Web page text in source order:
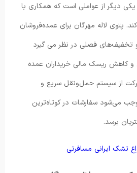
دیگر از عواملی است که همکاری با
پتوی لاله مهرگان برای عمده‌فروشان
تخفیف‌های فصلی در نظر می گیرد
و کاهش ریسک مالی خریداران عمده
از سیستم حمل‌ونقل سریع و
می‌شود سفارشات در کوتاه‌ترین
برسد.
تشک ایرانی مسافرتی